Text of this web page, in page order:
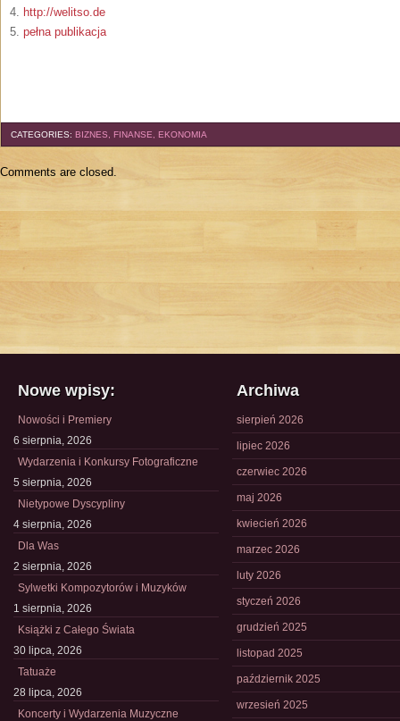
4. http://welitso.de
5. pełna publikacja
CATEGORIES: BIZNES, FINANSE, EKONOMIA
Comments are closed.
Nowe wpisy:
Nowości i Premiery
6 sierpnia, 2026
Wydarzenia i Konkursy Fotograficzne
5 sierpnia, 2026
Nietypowe Dyscypliny
4 sierpnia, 2026
Dla Was
2 sierpnia, 2026
Sylwetki Kompozytorów i Muzyków
1 sierpnia, 2026
Książki z Całego Świata
30 lipca, 2026
Tatuaże
28 lipca, 2026
Koncerty i Wydarzenia Muzyczne
Archiwa
sierpień 2026
lipiec 2026
czerwiec 2026
maj 2026
kwiecień 2026
marzec 2026
luty 2026
styczeń 2026
grudzień 2025
listopad 2025
październik 2025
wrzesień 2025